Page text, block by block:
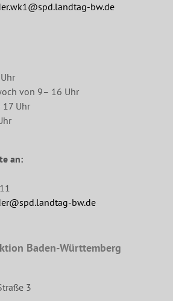
bw.de
von 9– 16 Uhr
Uhr
an:
bw.de
Baden-Württemberg
3